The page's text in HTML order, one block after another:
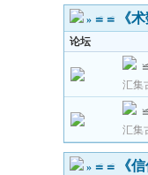
» ≌≌《术
论坛
汇集
汇集
» ≌≌《信